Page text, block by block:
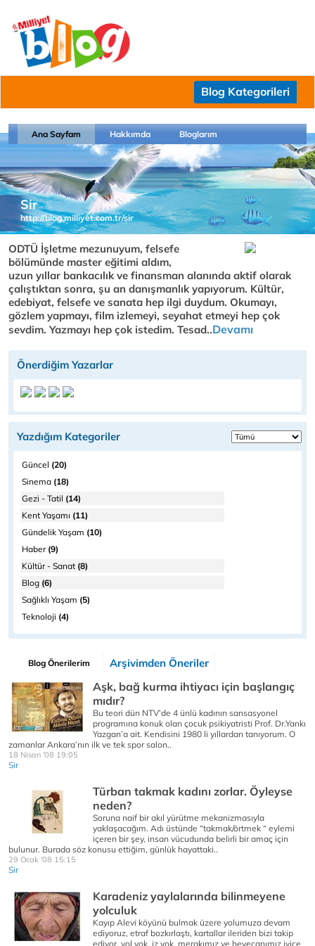
Blog Kategorileri
Ana Sayfam Hakkımda Bloglarım
Sir
http://blog.milliyet.com.tr/sir
ODTÜ İşletme mezunuyum, felsefe
bölümünde master eğitimi aldım,
uzun yıllar bankacılık ve finansman alanında aktif olarak
çalıştıktan sonra, şu an danışmanlık yapıyorum. Kültür,
edebiyat, felsefe ve sanata hep ilgi duydum. Okumayı,
gözlem yapmayı, film izlemeyi, seyahat etmeyi hep çok
sevdim. Yazmayı hep çok istedim. Tesad..Devamı
Önerdiğim Yazarlar
Yazdığım Kategoriler
Güncel (20)
Sinema (18)
Gezi - Tatil (14)
Kent Yaşamı (11)
Gündelik Yaşam (10)
Haber(9)
Kültür - Sanat (8)
Blog (6)
Sağlıklı Yaşam (5)
Teknoloji (4)
Blog Önerilerim Arşivimden Öneriler
Aşk, bağ kurma ihtiyacı için başlangıç
mıdır?
Bu teori dün NTV’de 4 ünlü kadının sansasyonel
programına konuk olan çocuk psikiyatristi Prof. Dr.Yankı
Yazgan’a ait. Kendisini 1980 li yıllardan tanıyorum. O
zamanlar Ankara’nın ilk ve tek spor salon..
18 Nisan '08 19:05
Sir
Türban takmak kadını zorlar. Öyleyse
neden?
Soruna naif bir akıl yürütme mekanizmasıyla
yaklaşacağım. Adı üstünde “takmak/örtmek “ eylemi
içeren bir şey, insan vücudunda belirli bir amaç için
bulunur. Burada söz konusu ettiğim, günlük hayattaki..
29 Ocak '08 15:15
Sir
Karadeniz yaylalarında bilinmeyene
yolculuk
Kayıp Alevi köyünü bulmak üzere yolumuza devam
ediyoruz, etraf bozkırlaştı, kartallar ileriden bizi takip
ediyor, yol yok, iz yok, merakımız ve heyecanımız iyice